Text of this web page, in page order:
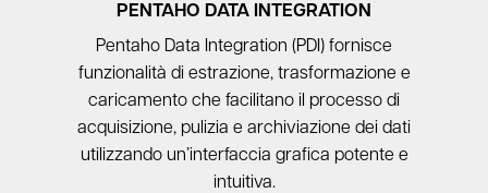
PENTAHO DATA INTEGRATION
Pentaho Data Integration (PDI) fornisce
funzionalità di estrazione, trasformazione e
caricamento che facilitano il processo di
acquisizione, pulizia e archiviazione dei dati
utilizzando un’interfaccia grafica potente e
intuitiva.